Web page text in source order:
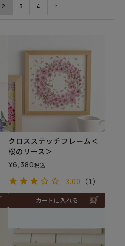
2 3 4
クロスステッチフレーム＜
桜のリース＞
¥6,380税込
3.00 （1）
カートに入れる